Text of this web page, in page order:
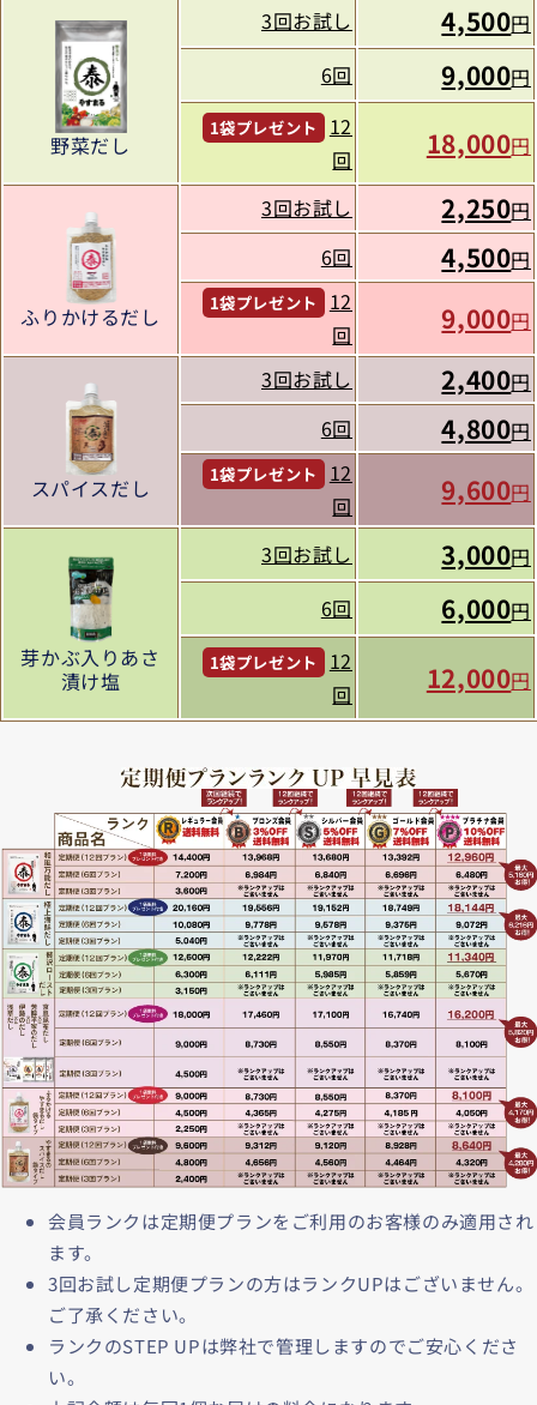
野菜だし
3回お試し 4,500円
6回
9,000円
1袋プレゼント
12
回
18,000円
ふりかけるだし
3回お試し 2,250円
6回
4,500円
1袋プレゼント
12
回
9,000円
スパイスだし
3回お試し 2,400円
6回
4,800円
1袋プレゼント
12
回
9,600円
芽かぶ入りあさ
漬け塩
3回お試し 3,000円
6回
6,000円
1袋プレゼント
12
回
12,000円
会員ランクは定期便プランをご利用のお客様のみ適用され
ます。
3回お試し定期便プランの方はランクUPはございません。
ご了承ください。
ランクのSTEP UPは弊社で管理しますのでご安心くださ
い。